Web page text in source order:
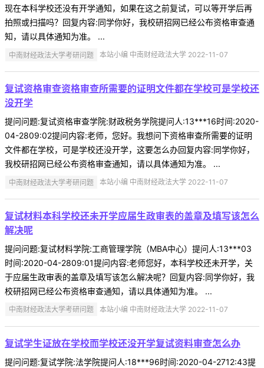
现在本科学校还没有开学通知，如果在这之前复试，可以等开学后再
拍照或扫描吗？回复内容:同学你好，我校研招网已经公布资格审查通
知，请以具体通知为准。 ...
中南财经政法大学考研问题 本站小编 中南财经政法大学 2022-11-07
复试资格审查资格审查所需要的证明文件都在学校可是学校还
没开学
提问问题:复试资格审查学院:财政税务学院提问人:13***16时间:2020-
04-2809:02提问内容:老师，您好。我想问下资格审查所需要的证明
文件都在学校，可是学校还没开学，这要怎么办回复内容:同学你好，
我校研招网已经公布资格审查通知，请以具体通知为准。 ...
中南财经政法大学考研问题 本站小编 中南财经政法大学 2022-11-07
复试材料本科学校还未开学应届生政审表的盖章及填写该怎么
解决呢
提问问题:复试材料学院:工商管理学院（MBA中心）提问人:13***03
时间:2020-04-2809:01提问内容:老师您好，本科学校还未开学，关
于应届生政审表的盖章及填写该怎么解决呢？回复内容:同学你好，我
校研招网已经公布资格审查通知，请以具体通知为准。 ...
中南财经政法大学考研问题 本站小编 中南财经政法大学 2022-11-07
复试学生证放在学校而学校还没开学复试资料审查怎么办
提问问题:复试学院:法学院提问人:18***96时间:2020-04-2712:43提